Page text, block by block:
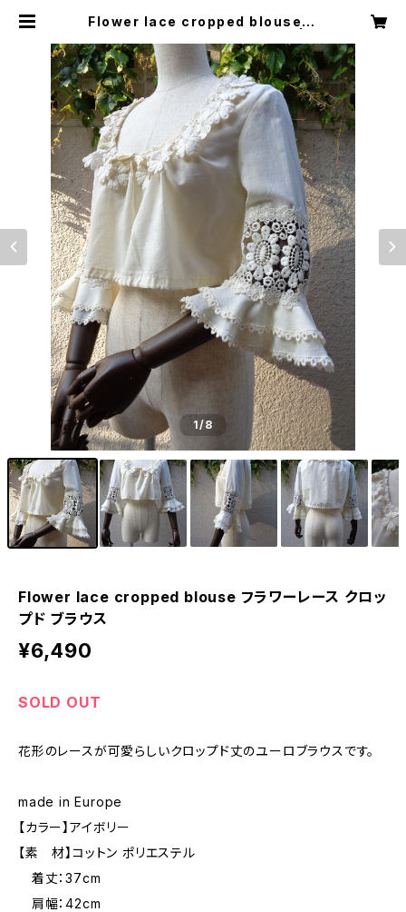
Flower lace cropped blouse フ
ittle Trip to Heaven
1/8
Flower lace cropped blouse フラワーレース クロッ
プド ブラウス
¥6,490
SOLD OUT
花形のレースが可愛らしいクロップド丈のユーロブラウスです。
made in Europe
【カラー】アイボリー
【素 材】コットン ポリエステル
着丈：37cm
肩幅：42cm